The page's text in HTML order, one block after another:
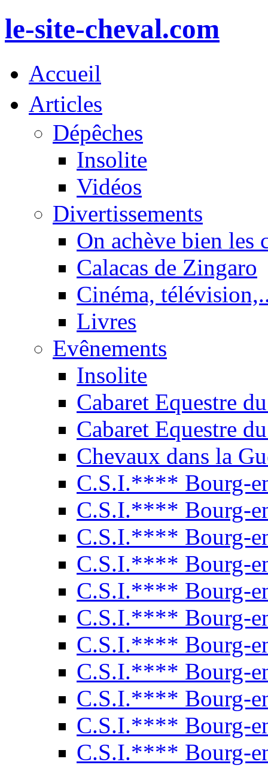
le-site-cheval.com
Accueil
Articles
Dépêches
Insolite
Vidéos
Divertissements
On achève bien les
Calacas de Zingaro
Cinéma,
Livres
Evênements
Insolite
Cabaret Equestre
Cabaret Equestre
Chevaux dans la
C.S.I.**** Bourg-
C.S.I.**** Bourg-
C.S.I.**** Bourg-
C.S.I.**** Bourg-
C.S.I.**** Bourg-
C.S.I.**** Bourg-
C.S.I.**** Bourg-
C.S.I.**** Bourg-
C.S.I.**** Bourg-
C.S.I.**** Bourg-
C.S.I.**** Bourg-